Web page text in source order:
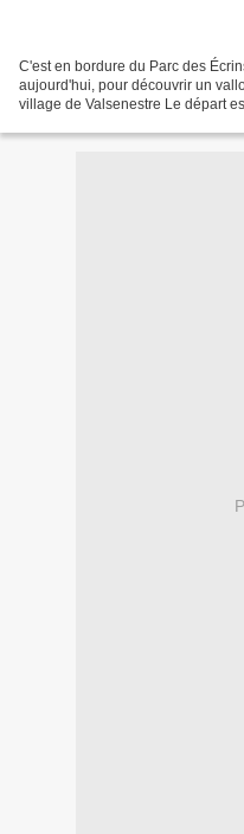
C'est en bordure du Parc des
aujourd'hui, pour découvrir un
village de Valsenestre Le départ